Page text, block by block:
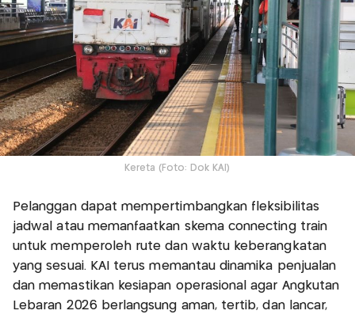
Kereta (Foto: Dok KAI)
Pelanggan dapat mempertimbangkan fleksibilitas
jadwal atau memanfaatkan skema connecting train
untuk memperoleh rute dan waktu keberangkatan
yang sesuai. KAI terus memantau dinamika penjualan
dan memastikan kesiapan operasional agar Angkutan
Lebaran 2026 berlangsung aman, tertib, dan lancar,